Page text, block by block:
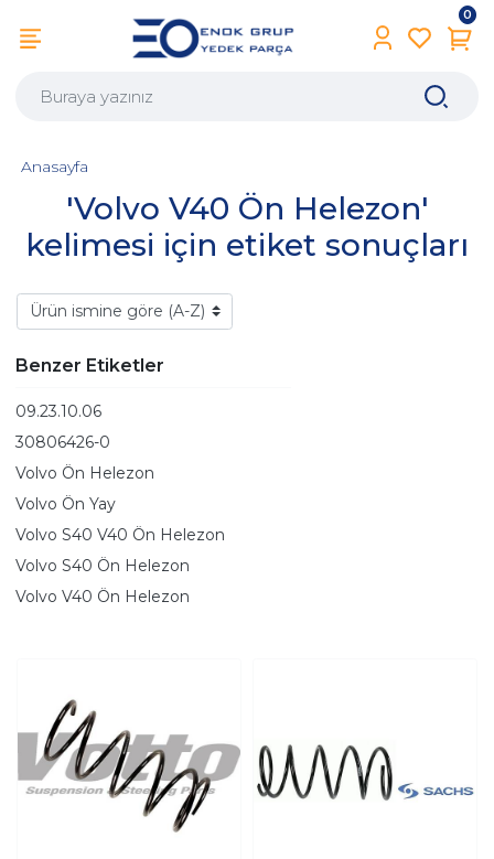
0
'Volvo V40 Ön Helezon'
kelimesi için etiket sonuçları
Anasayfa
Benzer Etiketler
09.23.10.06
30806426-0
Volvo Ön Helezon
Volvo Ön Yay
Volvo S40 V40 Ön Helezon
Volvo S40 Ön Helezon
Volvo V40 Ön Helezon